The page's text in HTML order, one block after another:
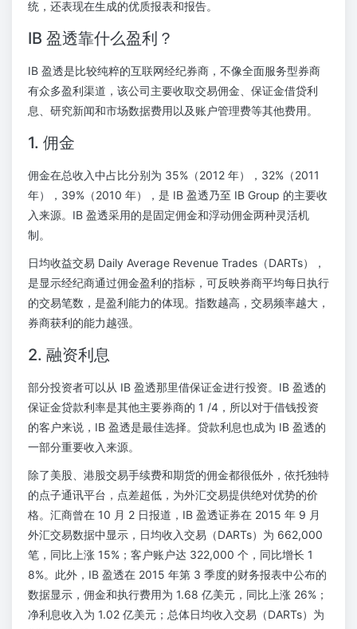
统，还表现在生成的优质报表和报告。
IB 盈透靠什么盈利？
IB 盈透是比较纯粹的互联网经纪券商，不像全面服务型券商
有众多盈利渠道，该公司主要收取交易佣金、保证金借贷利
息、研究新闻和市场数据费用以及账户管理费等其他费用。
1. 佣金
佣金在总收入中占比分别为 35%（2012 年），32%（2011
年），39%（2010 年），是 IB 盈透乃至 IB Group 的主要收
入来源。IB 盈透采用的是固定佣金和浮动佣金两种灵活机
制。
日均收益交易 Daily Average Revenue Trades（DARTs），
是显示经纪商通过佣金盈利的指标，可反映券商平均每日执行
的交易笔数，是盈利能力的体现。指数越高，交易频率越大，
券商获利的能力越强。
2. 融资利息
部分投资者可以从 IB 盈透那里借保证金进行投资。IB 盈透的
保证金贷款利率是其他主要券商的 1 /4，所以对于借钱投资
的客户来说，IB 盈透是最佳选择。贷款利息也成为 IB 盈透的
一部分重要收入来源。
除了美股、港股交易手续费和期货的佣金都很低外，依托独特
的点子通讯平台，点差超低，为外汇交易提供绝对优势的价
格。汇商曾在 10 月 2 日报道，IB 盈透证券在 2015 年 9 月
外汇交易数据中显示，日均收入交易（DARTs）为 662,000
笔，同比上涨 15%；客户账户达 322,000 个，同比增长 1
8%。此外，IB 盈透在 2015 年第 3 季度的财务报表中公布的
数据显示，佣金和执行费用为 1.68 亿美元，同比上涨 26%；
净利息收入为 1.02 亿美元；总体日均收入交易（DARTs）为